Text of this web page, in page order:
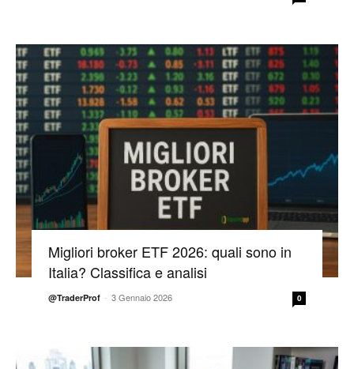
Migliori broker ETF 2026: quali sono in
Italia? Classifica e analisi
@TraderProf - 3 Gennaio 2026 0